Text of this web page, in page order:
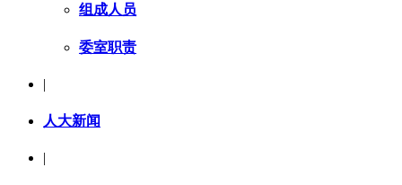
组成人员
委室职责
|
人大新闻
|